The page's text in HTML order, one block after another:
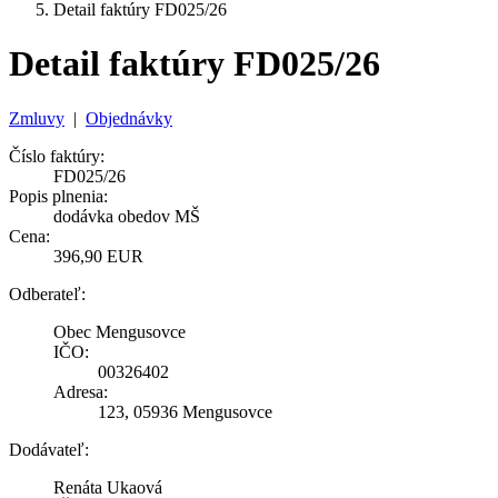
Detail faktúry FD025/26
Detail faktúry FD025/26
Zmluvy | Objednávky
Číslo faktúry:
FD025/26
Popis plnenia:
dodávka obedov MŠ
Cena:
396,90 EUR
Odberateľ:
Obec Mengusovce
IČO:
00326402
Adresa:
123, 05936 Mengusovce
Dodávateľ:
Renáta Ukaová